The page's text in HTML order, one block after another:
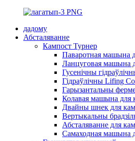
дадому
Абсталяванне
Кампост Турнер
Паваротная машына
Ланцуговая машына
Гусенічны
Гідраўлічны Lifing
Гарызантальны
Колавая машына для
Двайны шнек для
Вертыкальны
Абсталяванне для
Самаходная машына